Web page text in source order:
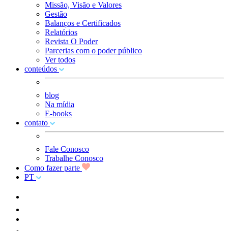
Missão, Visão e Valores
Gestão
Balanços e Certificados
Relatórios
Revista O Poder
Parcerias com o poder público
Ver todos
conteúdos
blog
Na mídia
E-books
contato
Fale Conosco
Trabalhe Conosco
Como fazer parte
PT